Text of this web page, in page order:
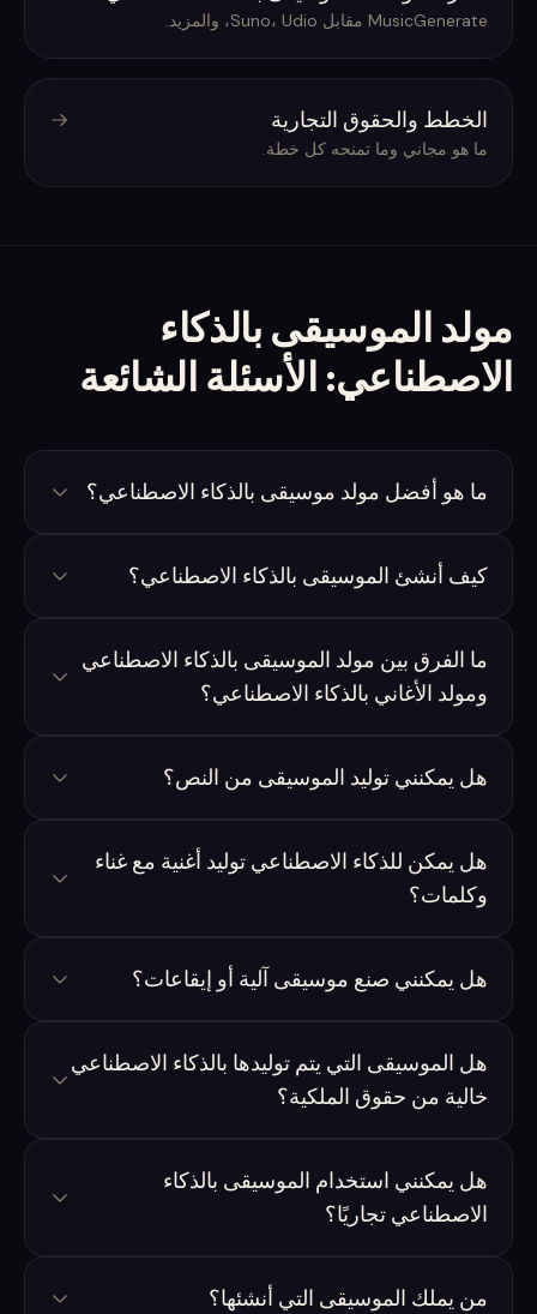
MusicGenerate مقابل Suno، Udio، والمزيد.
الخطط والحقوق التجارية
ما هو مجاني وما تمنحه كل خطة.
مولد الموسيقى بالذكاء
الاصطناعي: الأسئلة الشائعة
ما هو أفضل مولد موسيقى بالذكاء الاصطناعي؟
كيف أنشئ الموسيقى بالذكاء الاصطناعي؟
ما الفرق بين مولد الموسيقى بالذكاء الاصطناعي
ومولد الأغاني بالذكاء الاصطناعي؟
هل يمكنني توليد الموسيقى من النص؟
هل يمكن للذكاء الاصطناعي توليد أغنية مع غناء
وكلمات؟
هل يمكنني صنع موسيقى آلية أو إيقاعات؟
هل الموسيقى التي يتم توليدها بالذكاء الاصطناعي
خالية من حقوق الملكية؟
هل يمكنني استخدام الموسيقى بالذكاء
الاصطناعي تجاريًا؟
من يملك الموسيقى التي أنشئها؟